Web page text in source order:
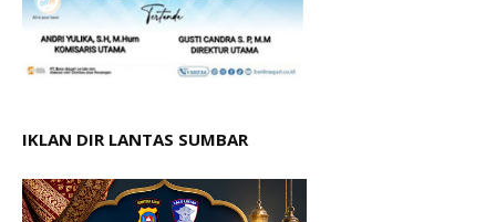
IKLAN DIR LANTAS SUMBAR